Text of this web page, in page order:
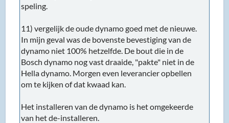
speling.
11) vergelijk de oude dynamo goed met de nieuwe.
In mijn geval was de bovenste bevestiging van de
dynamo niet 100% hetzelfde. De bout die in de
Bosch dynamo nog vast draaide, "pakte" niet in de
Hella dynamo. Morgen even leverancier opbellen
om te kijken of dat kwaad kan.
Het installeren van de dynamo is het omgekeerde
van het de-installeren.